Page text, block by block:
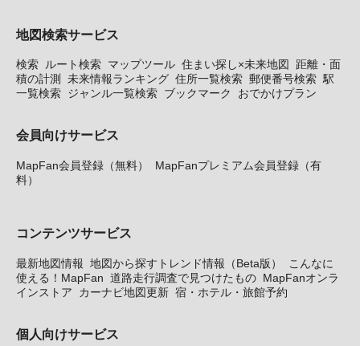
地図検索サービス
検索 ルート検索 マップツール 住まい探し×未来地図
距離・面
積の計測
未来情報ランキング 住所一覧検索 郵便番号検索 駅
一覧検索 ジャンル一覧検索 ブックマーク おでかけプラン
会員向けサービス
MapFan会員登録（無料）
MapFanプレミアム会員登録（有
料）
コンテンツサービス
最新地図情報 地図から探すトレンド情報（Beta版）
こんなに
使える！MapFan 道路走行調査で見つけたもの MapFanオンラ
インストア
カーナビ地図更新 宿・ホテル・旅館予約
個人向けサービス